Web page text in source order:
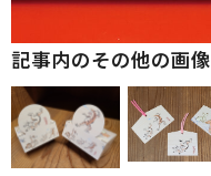
記事内のその他の画像